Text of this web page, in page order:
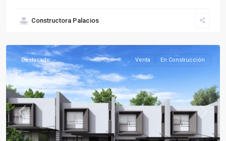
Constructora Palacios
La
Previous
Destacado Venta En Construcción